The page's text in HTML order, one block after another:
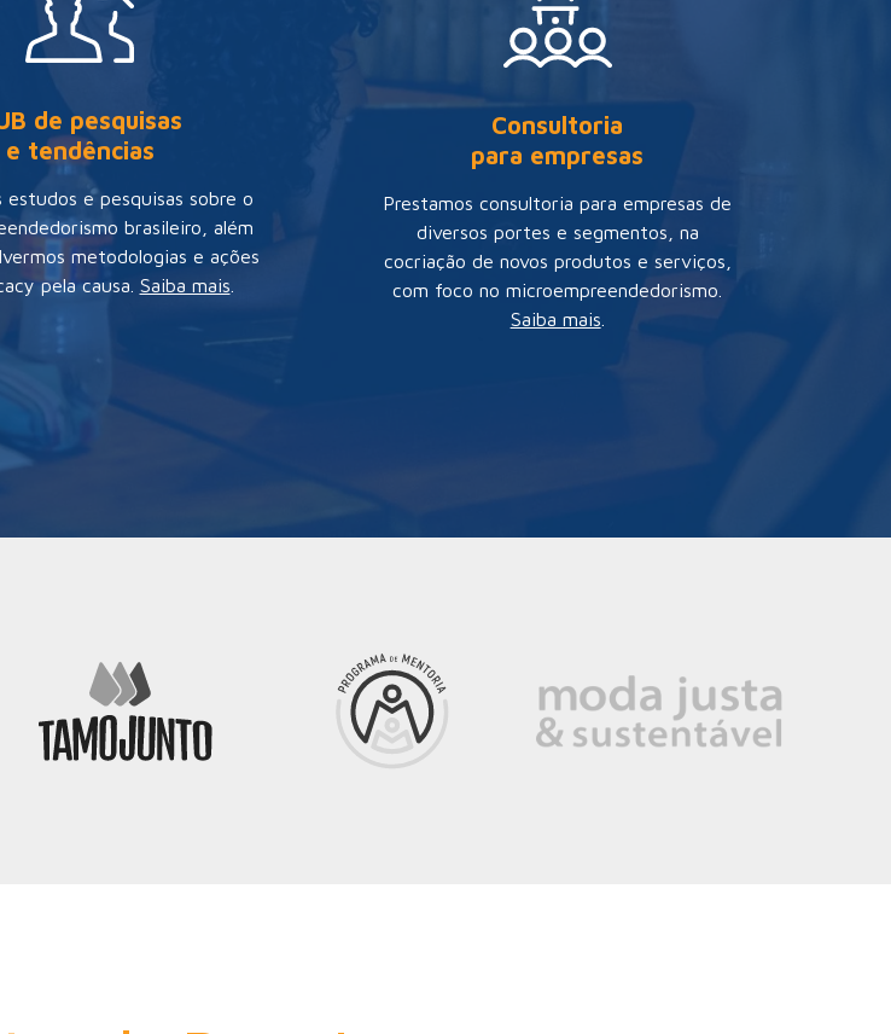
de pesquisas
e tendências
estudos e pesquisas sobre o
brasileiro, além
metodologias e ações
pela causa. Saiba mais
Consultoria
para empresas
Prestamos consultoria para empresas de
diversos portes e segmentos, na
cocriação de novos produtos e serviços,
com foco no microempreendedorismo.
Saiba mais